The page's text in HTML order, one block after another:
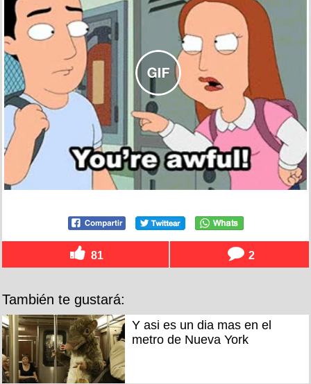
81 2
También te gustará:
Y asi es un dia mas en el
metro de Nueva York